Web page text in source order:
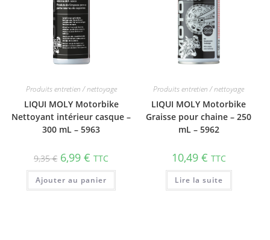
Produits entretien / nettoyage
LIQUI MOLY Motorbike
Nettoyant intérieur casque –
300 mL – 5963
9,35€ 6,99€ TTC
Ajouter au panier
Produits entretien / nettoyage
LIQUI MOLY Motorbike
Graisse pour chaine – 250
mL – 5962
10,49 € TTC
Lire la suite